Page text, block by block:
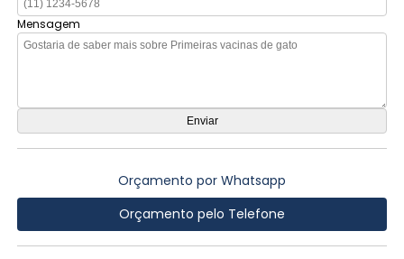
Mensagem
Orçamento por Whatsapp
Orçamento pelo Telefone